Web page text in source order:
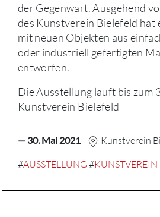
der Gegenwart. Ausgehend
des Kunstverein Bielefeld hat
mit neuen Objekten aus
oder industriell gefertigten
entworfen.
Die Ausstellung läuft bis zum
Kunstverein Bielefeld
— 30. Mai 2021 Kunstverein
#AUSSTELLUNG #KUNSTVEREIN